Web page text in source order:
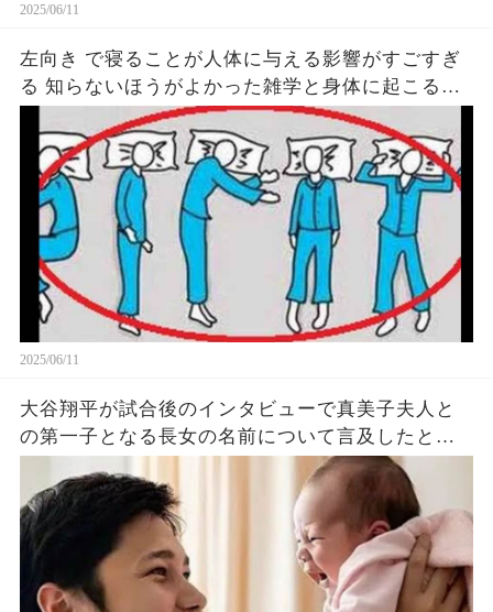
2025/06/11
左向き で寝ることが人体に与える影響がすごすぎ
る 知らないほうがよかった雑学と身体に起こる現
象がヤバい… 驚くべき 大人の 面白いけど知ると後
悔
2025/06/11
大谷翔平が試合後のインタビューで真美子夫人と
の第一子となる長女の名前について言及したと話
題に！山本由伸や佐々木朗希は知ってそう！